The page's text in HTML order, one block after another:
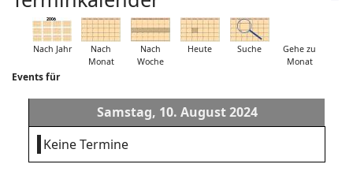
Nach Jahr
Nach
Monat
Nach
Woche
Heute Suche
Gehe zu
Monat
Events für
Samstag, 10. August 2024
Keine Termine